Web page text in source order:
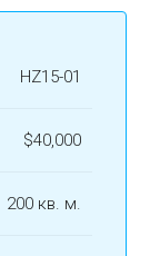
HZ15-01
$40,000
200 кв. м.